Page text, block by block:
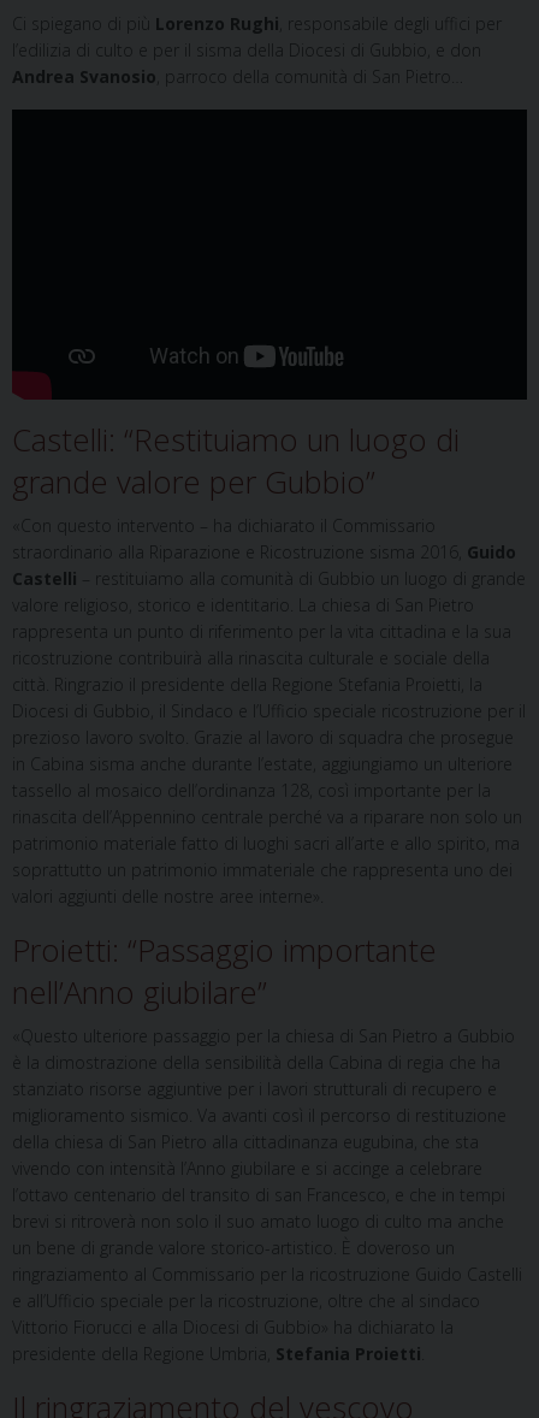
Ci spiegano di più Lorenzo Rughi , responsabile degli uffici per
l’edilizia di culto e per il sisma della Diocesi di Gubbio, e don
Andrea Svanosio , parroco della comunità di San Pietro…
Castelli: “Restituiamo un luogo di
grande valore per Gubbio”
«Con questo intervento – ha dichiarato il Commissario
straordinario alla Riparazione e Ricostruzione sisma 2016, Guido
Castelli – restituiamo alla comunità di Gubbio un luogo di grande
valore religioso, storico e identitario. La chiesa di San Pietro
rappresenta un punto di riferimento per la vita cittadina e la sua
ricostruzione contribuirà alla rinascita culturale e sociale della
città. Ringrazio il presidente della Regione Stefania Proietti, la
Diocesi di Gubbio, il Sindaco e l’Ufficio speciale ricostruzione per il
prezioso lavoro svolto. Grazie al lavoro di squadra che prosegue
in Cabina sisma anche durante l’estate, aggiungiamo un ulteriore
tassello al mosaico dell’ordinanza 128, così importante per la
rinascita dell’Appennino centrale perché va a riparare non solo un
patrimonio materiale fatto di luoghi sacri all’arte e allo spirito, ma
soprattutto un patrimonio immateriale che rappresenta uno dei
valori aggiunti delle nostre aree interne».
Proietti: “Passaggio importante
nell’Anno giubilare”
«Questo ulteriore passaggio per la chiesa di San Pietro a Gubbio
è la dimostrazione della sensibilità della Cabina di regia che ha
stanziato risorse aggiuntive per i lavori strutturali di recupero e
miglioramento sismico. Va avanti così il percorso di restituzione
della chiesa di San Pietro alla cittadinanza eugubina, che sta
vivendo con intensità l’Anno giubilare e si accinge a celebrare
l’ottavo centenario del transito di san Francesco, e che in tempi
brevi si ritroverà non solo il suo amato luogo di culto ma anche
un bene di grande valore storico-artistico. È doveroso un
ringraziamento al Commissario per la ricostruzione Guido Castelli
e all’Ufficio speciale per la ricostruzione, oltre che al sindaco
Vittorio Fiorucci e alla Diocesi di Gubbio» ha dichiarato la
presidente della Regione Umbria, Stefania Proietti
Il ringraziamento del vescovo